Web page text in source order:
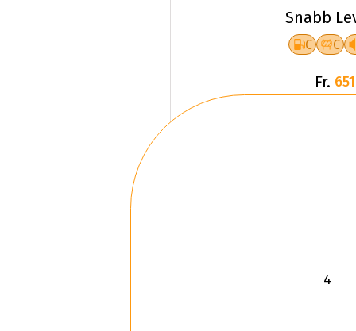
Snabb
C C
Fr.